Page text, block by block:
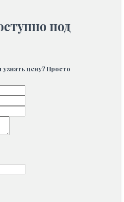
под
цену? Просто